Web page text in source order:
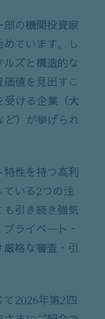
の機関投資家
ています。し
ズと構造的な
値を見出すこ
受ける企業（大
）が挙げられ
性を持つ高利
いる2つの注
引き続き強気
ライベート・
格な審査・引
て2026年第2四